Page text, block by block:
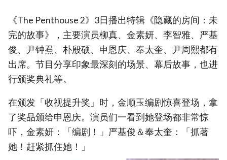
《The Penthouse 2》3日播出特辑《隐藏的房间：未
完的故事》，主要演员柳真、金素妍、李智雅、严基
俊、尹钟焄、朴殷硕、申恩庆、奉太奎、尹周熙都有
出席。节目分享印象最深刻的场景、幕后故事，也进
行颁奖典礼等。
在颁发「收视提升奖」时，金顺玉编剧惊喜登场，拿
了奖品颁给申恩庆。演员们一看到她登场都非常惊
吓，金素妍：「编剧！」严基俊＆奉太奎：「抓著
她！赶紧抓住她！」